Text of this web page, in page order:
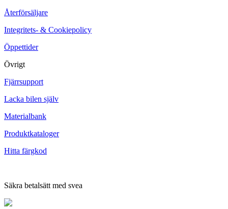
Återförsäljare
Integritets- & Cookiepolicy
Öppettider
Övrigt
Fjärrsupport
Lacka bilen själv
Materialbank
Produktkataloger
Hitta färgkod
Säkra betalsätt med svea